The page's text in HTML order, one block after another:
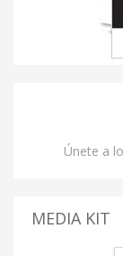
Únete a
MEDIA KIT